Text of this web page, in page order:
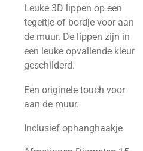
Leuke 3D lippen op een
tegeltje of bordje voor aan
de muur. De lippen zijn in
een leuke opvallende kleur
geschilderd.
Een originele touch voor
aan de muur.
Inclusief ophanghaakje